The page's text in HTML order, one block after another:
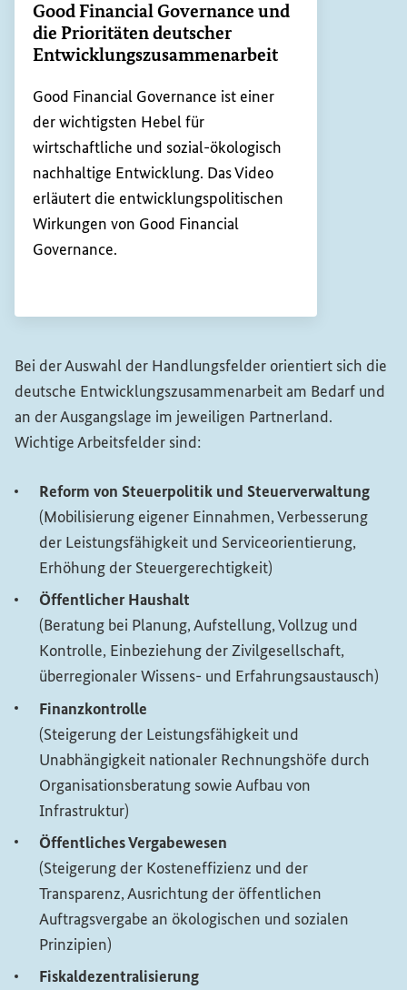
Good Financial Governance und
die Prioritäten deutscher
Entwicklungszusammenarbeit
Good Financial Governance ist einer
der wichtigsten Hebel für
wirtschaftliche und sozial-ökologisch
nachhaltige Entwicklung. Das Video
erläutert die entwicklungspolitischen
Wirkungen von Good Financial
Governance.
Bei der Auswahl der Handlungsfelder orientiert sich die
deutsche Entwicklungszusammenarbeit am Bedarf und
an der Ausgangslage im jeweiligen Partnerland.
Wichtige Arbeitsfelder sind:
Reform von Steuerpolitik und Steuerverwaltung
(Mobilisierung eigener Einnahmen, Verbesserung
der Leistungsfähigkeit und Serviceorientierung,
Erhöhung der Steuergerechtigkeit)
Öffentlicher Haushalt
(Beratung bei Planung, Aufstellung, Vollzug und
Kontrolle, Einbeziehung der Zivilgesellschaft,
überregionaler Wissens- und Erfahrungsaustausch)
Finanzkontrolle
(Steigerung der Leistungsfähigkeit und
Unabhängigkeit nationaler Rechnungshöfe durch
Organisationsberatung sowie Aufbau von
Infrastruktur)
Öffentliches Vergabewesen
(Steigerung der Kosteneffizienz und der
Transparenz, Ausrichtung der öffentlichen
Auftragsvergabe an ökologischen und sozialen
Prinzipien)
Fiskaldezentralisierung